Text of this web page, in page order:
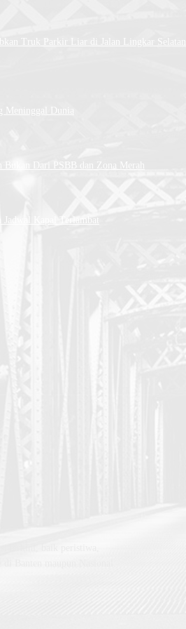
Truk Parkir Liar di Jalan Lingkar Selatan
Dunia
Bukan Dari PSBB dan Zona Merah
Kapal Terlambat